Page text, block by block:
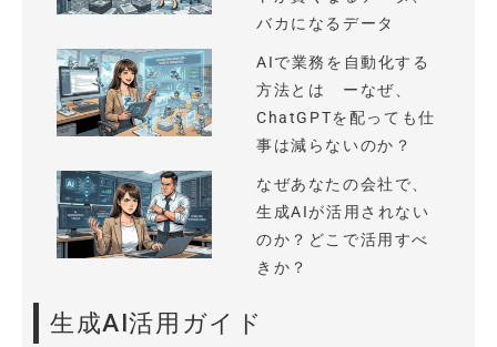
バカになるデータ
AIで業務を自動化する
方法とは ーなぜ、
ChatGPTを配っても仕
事は減らないのか？
なぜあなたの会社で、
生成AIが活用されない
のか？どこで活用すべ
きか？
生成AI活用ガイド